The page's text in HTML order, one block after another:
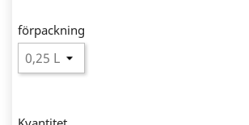
förpackning